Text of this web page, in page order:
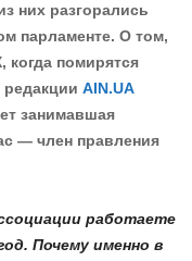
них разгорались
парламенте. О том,
когда помирятся
AIN.UA
занимавшая
— член правления
работаете
Почему именно в